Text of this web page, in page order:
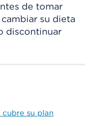
de tomar
su dieta
discontinuar
cubre su plan